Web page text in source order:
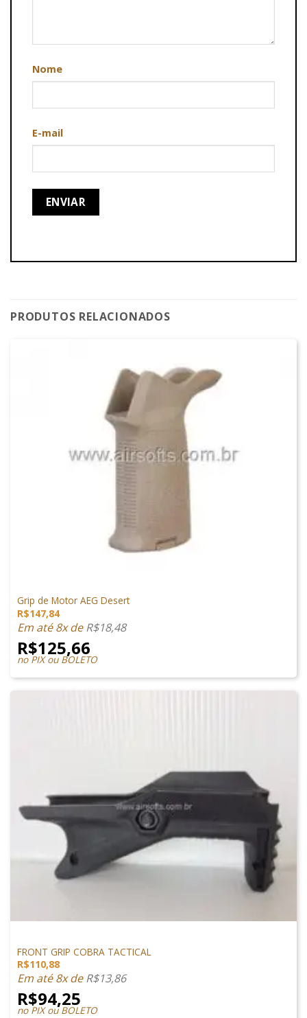
Nome
E-mail
PRODUTOS RELACIONADOS
Grip de Motor AEG Desert
R$147,84
Em até 8x deR$18,48
R$125,66
no PIX ou BOLETO
FRONT GRIP COBRA TACTICAL
R$110,88
Em até 8x deR$13,86
R$94,25
no PIX ou BOLETO